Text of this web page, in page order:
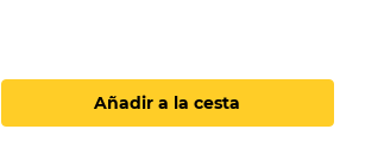
Añadir a la cesta